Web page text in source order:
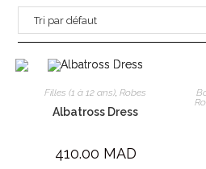
Filles (1 à 12 ans),Robes
Albatross Dress
410.00 MAD